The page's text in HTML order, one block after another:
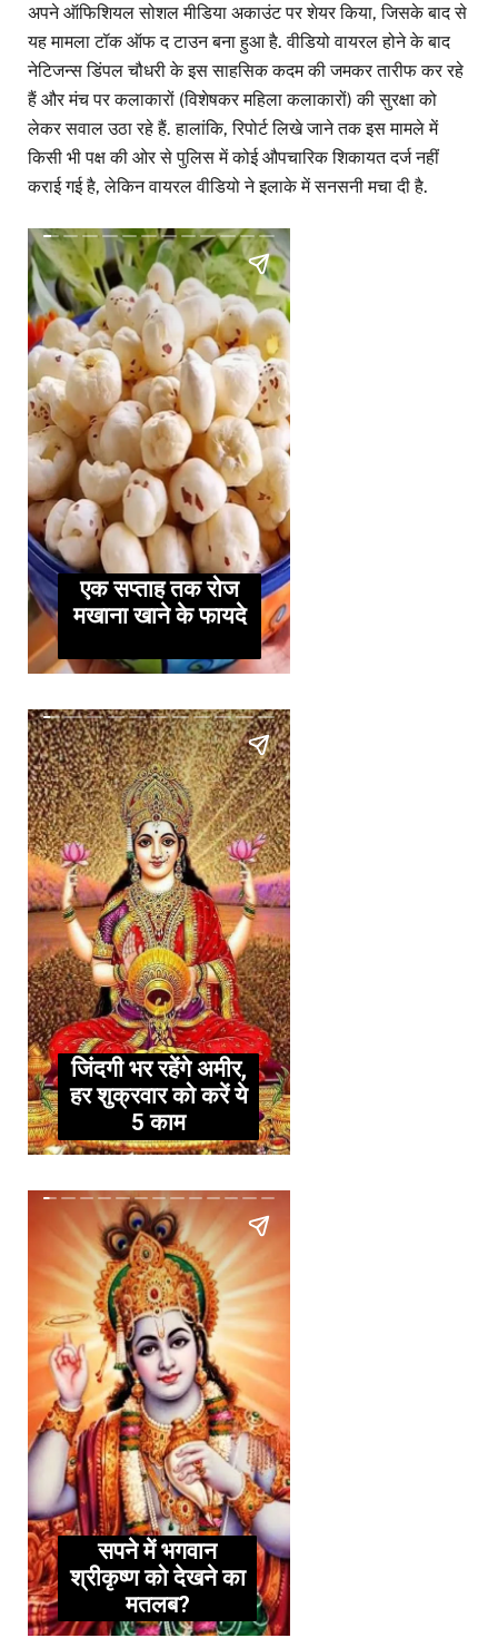
अपने ऑफिशियल सोशल मीडिया अकाउंट पर शेयर किया, जिसके बाद से
यह मामला टॉक ऑफ द टाउन बना हुआ है. वीडियो वायरल होने के बाद
नेटिजन्स डिंपल चौधरी के इस साहसिक कदम की जमकर तारीफ कर रहे
हैं और मंच पर कलाकारों (विशेषकर महिला कलाकारों) की सुरक्षा को
लेकर सवाल उठा रहे हैं. हालांकि, रिपोर्ट लिखे जाने तक इस मामले में
किसी भी पक्ष की ओर से पुलिस में कोई औपचारिक शिकायत दर्ज नहीं
कराई गई है, लेकिन वायरल वीडियो ने इलाके में सनसनी मचा दी है.